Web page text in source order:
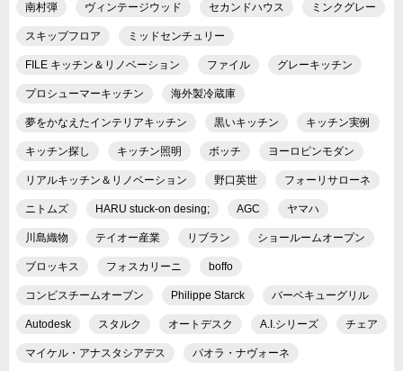
南村弾 ヴィンテージウッド セカンドハウス ミンクグレー
スキップフロア ミッドセンチュリー
FILE キッチン＆リノベーション ファイル グレーキッチン
プロシューマーキッチン 海外製冷蔵庫
夢をかなえたインテリアキッチン 黒いキッチン キッチン実例
キッチン探し キッチン照明 ボッチ ヨーロピンモダン
リアルキッチン＆リノベーション 野口英世 フォーリサローネ
ニトムズ HARU stuck-on desing; AGC ヤマハ
川島織物 テイオー産業 リブラン ショールームオープン
ブロッキス フォスカリーニ boffo
コンビスチームオーブン Philippe Starck バーベキューグリル
Autodesk スタルク オートデスク A.I.シリーズ チェア
マイケル・アナスタシアデス パオラ・ナヴォーネ